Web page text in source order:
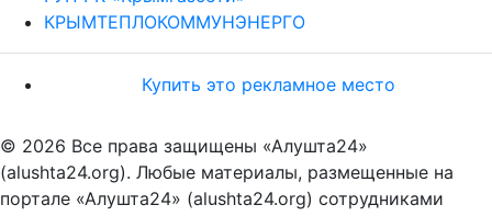
КРЫМТЕПЛОКОММУНЭНЕРГО
Купить это рекламное место
© 2026 Все права защищены «Алушта24»
(alushta24.org). Любые материалы, размещенные на
портале «Алушта24» (alushta24.org) сотрудниками